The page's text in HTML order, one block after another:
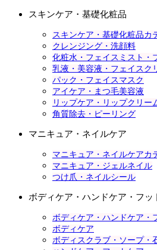
スキンケア・基礎化粧品
スキンケア・基礎化粧品カ
クレンジング・洗顔料
化粧水・フェイスミスト・
乳液・美容液・フェイスク
パック・フェイスマスク
アイケア・まつ毛美容液
リップケア・リップクリー
角質除去・ピーリング
マニキュア・ネイルケア
マニキュア・ネイルケアカ
マニキュア・ジェルネイル
つけ爪・ネイルシール
ボディケア・ハンドケア・フッ
ボディケア・ハンドケア・
ボディケア
ボディスクラブ・ソープ・